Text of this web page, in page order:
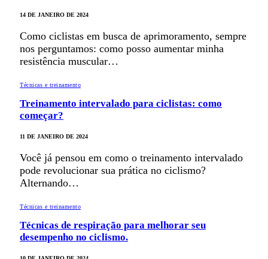
14 DE JANEIRO DE 2024
Como ciclistas em busca de aprimoramento, sempre
nos perguntamos: como posso aumentar minha
resistência muscular…
Técnicas e treinamento
Treinamento intervalado para ciclistas: como
começar?
11 DE JANEIRO DE 2024
Você já pensou em como o treinamento intervalado
pode revolucionar sua prática no ciclismo?
Alternando…
Técnicas e treinamento
Técnicas de respiração para melhorar seu
desempenho no ciclismo.